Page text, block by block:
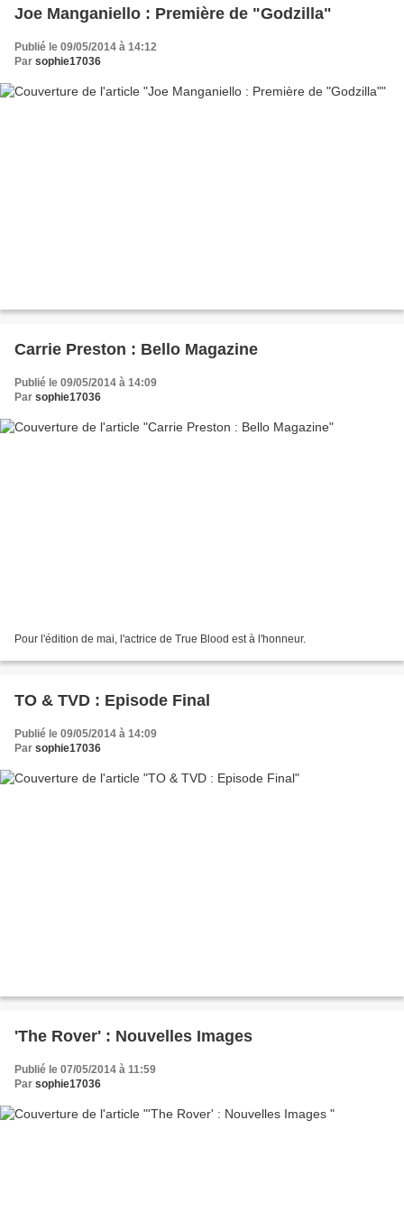
Joe Manganiello : Première de "Godzilla"
Publié le 09/05/2014 à 14:12
Par sophie17036
Carrie Preston : Bello Magazine
Publié le 09/05/2014 à 14:09
Par sophie17036
Pour l'édition de mai, l'actrice de True Blood est à l'honneur.
TO & TVD : Episode Final
Publié le 09/05/2014 à 14:09
Par sophie17036
'The Rover' : Nouvelles Images
Publié le 07/05/2014 à 11:59
Par sophie17036